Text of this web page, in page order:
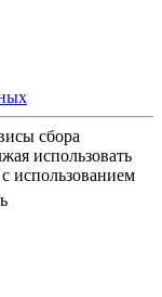
сбора
использовать
использованием